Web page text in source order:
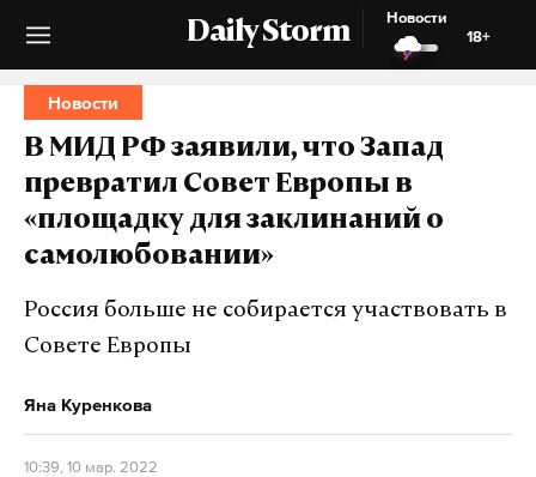
Daily Storm
Новости
18+
Новости
В МИД РФ заявили, что Запад
превратил Совет Европы в
«площадку для заклинаний о
самолюбовании»
Россия больше не собирается участвовать в
Совете Европы
Яна Куренкова
10:39, 10 мар. 2022